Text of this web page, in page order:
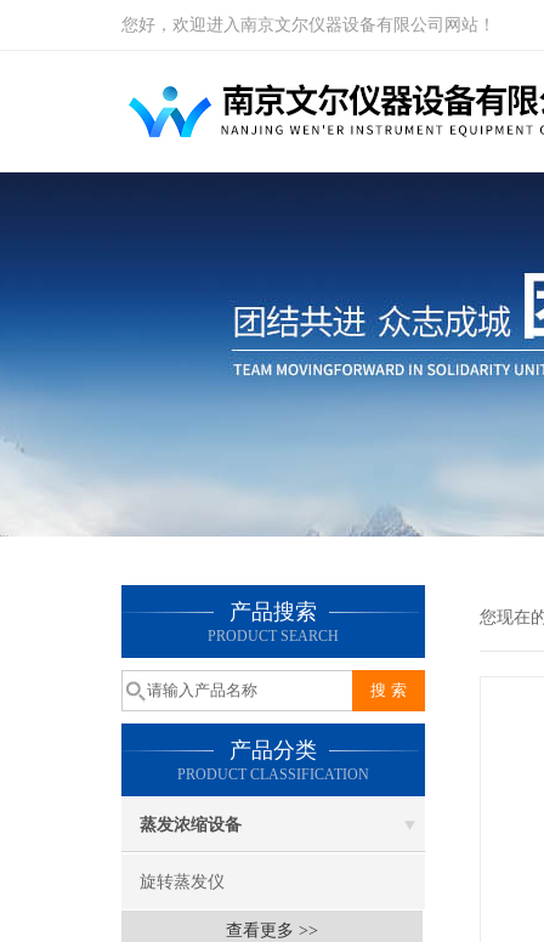
您好，欢迎进入南京文尔仪器设备有限公司网站！
产品搜索
PRODUCT SEARCH
产品分类
PRODUCT CLASSIFICATION
蒸发浓缩设备
旋转蒸发仪
查看更多 >>
您现在